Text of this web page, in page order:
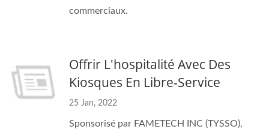
commerciaux.
Offrir L'hospitalité Avec Des
Kiosques En Libre-Service
25 Jan, 2022
Sponsorisé par FAMETECH INC (TYSSO),